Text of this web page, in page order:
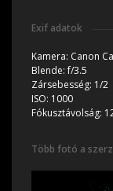
Exif adatok
Kamera: Canon
Blende:f/3.5
Zársebesség: 1/2
ISO: 1000
Fókusztávolság:
Több fotó a